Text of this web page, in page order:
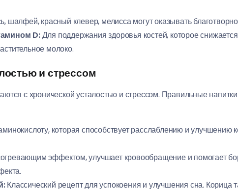
шалфей, красный клевер, мелисса могут оказывать
D:Для поддержания здоровья костей, которое
молоко.
и стрессом
с хронической усталостью и стрессом. Правильные
которая способствует расслаблению и улучшению
эффектом, улучшает кровообращение и помогает
Классический рецепт для успокоения и улучшения сна. Корица